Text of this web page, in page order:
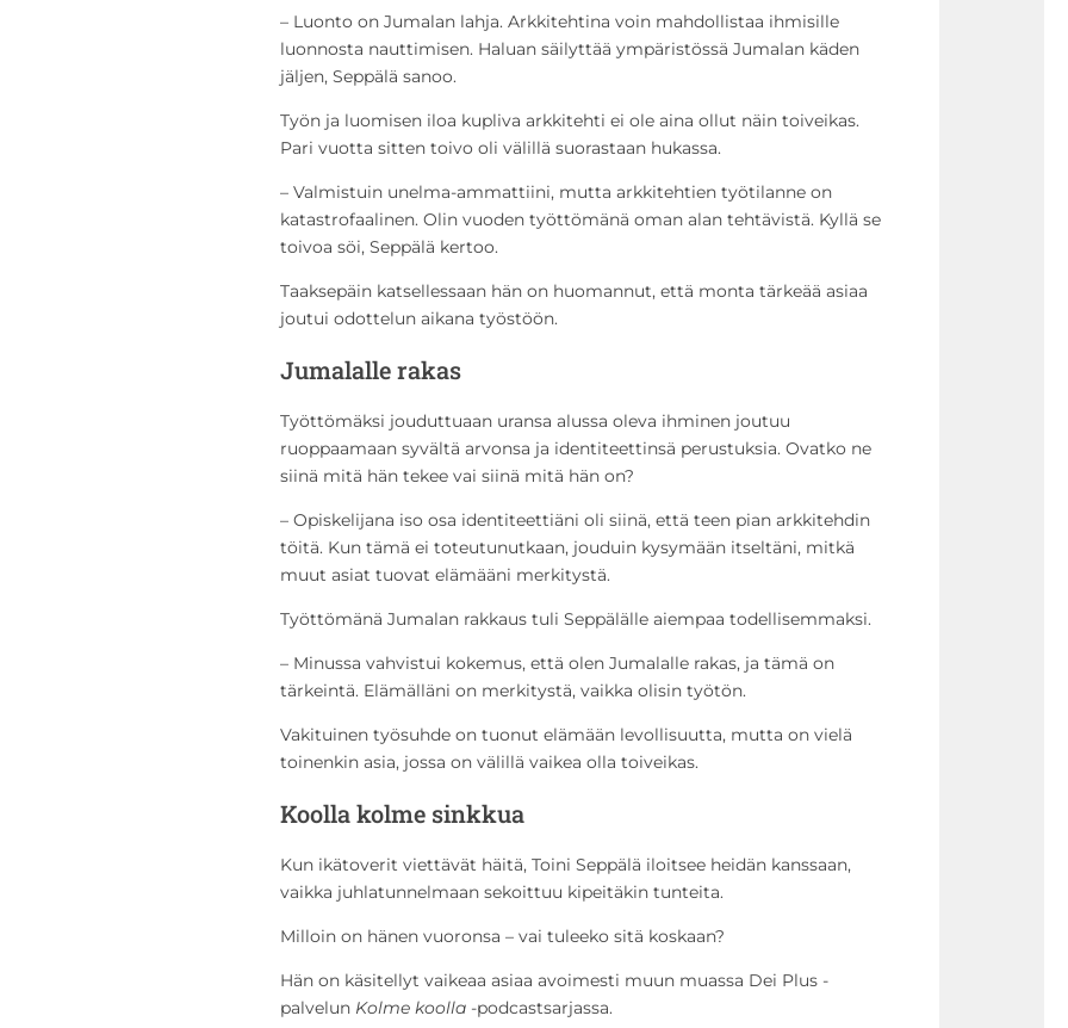
– Luonto on Jumalan lahja. Arkkitehtina voin mahdollistaa ihmisille
luonnosta nauttimisen. Haluan säilyttää ympäristössä Jumalan käden
jäljen, Seppälä sanoo.
Työn ja luomisen iloa kupliva arkkitehti ei ole aina ollut näin toiveikas.
Pari vuotta sitten toivo oli välillä suorastaan hukassa.
– Valmistuin unelma-ammattiini, mutta arkkitehtien työtilanne on
katastrofaalinen. Olin vuoden työttömänä oman alan tehtävistä. Kyllä se
toivoa söi, Seppälä kertoo.
Taaksepäin katsellessaan hän on huomannut, että monta tärkeää asiaa
joutui odottelun aikana työstöön.
Jumalalle rakas
Työttömäksi jouduttuaan uransa alussa oleva ihminen joutuu
ruoppaamaan syvältä arvonsa ja identiteettinsä perustuksia. Ovatko ne
siinä mitä hän tekee vai siinä mitä hän on?
– Opiskelijana iso osa identiteettiäni oli siinä, että teen pian arkkitehdin
töitä. Kun tämä ei toteutunutkaan, jouduin kysymään itseltäni, mitkä
muut asiat tuovat elämääni merkitystä.
Työttömänä Jumalan rakkaus tuli Seppälälle aiempaa todellisemmaksi.
– Minussa vahvistui kokemus, että olen Jumalalle rakas, ja tämä on
tärkeintä. Elämälläni on merkitystä, vaikka olisin työtön.
Vakituinen työsuhde on tuonut elämään levollisuutta, mutta on vielä
toinenkin asia, jossa on välillä vaikea olla toiveikas.
Koolla kolme sinkkua
Kun ikätoverit viettävät häitä, Toini Seppälä iloitsee heidän kanssaan,
vaikka juhlatunnelmaan sekoittuu kipeitäkin tunteita.
Milloin on hänen vuoronsa – vai tuleeko sitä koskaan?
Hän on käsitellyt vaikeaa asiaa avoimesti muun muassa Dei Plus -
palvelun Kolme koolla-podcastsarjassa.